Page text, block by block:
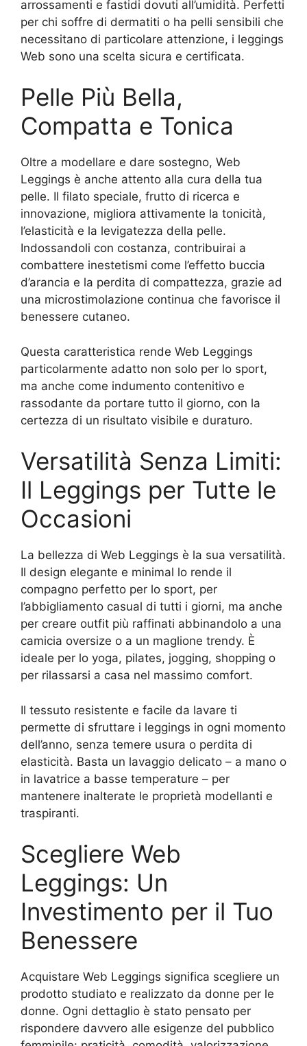
arrossamenti e fastidi dovuti all’umidità. Perfetti
per chi soffre di dermatiti o ha pelli sensibili che
necessitano di particolare attenzione, i leggings
Web sono una scelta sicura e certificata.
Pelle Più Bella,
Compatta e Tonica
Oltre a modellare e dare sostegno, Web
Leggings è anche attento alla cura della tua
pelle. Il filato speciale, frutto di ricerca e
innovazione, migliora attivamente la tonicità,
l’elasticità e la levigatezza della pelle.
Indossandoli con costanza, contribuirai a
combattere inestetismi come l’effetto buccia
d’arancia e la perdita di compattezza, grazie ad
una microstimolazione continua che favorisce il
benessere cutaneo.
Questa caratteristica rende Web Leggings
particolarmente adatto non solo per lo sport,
ma anche come indumento contenitivo e
rassodante da portare tutto il giorno, con la
certezza di un risultato visibile e duraturo.
Versatilità Senza Limiti:
Il Leggings per Tutte le
Occasioni
La bellezza di Web Leggings è la sua versatilità.
Il design elegante e minimal lo rende il
compagno perfetto per lo sport, per
l’abbigliamento casual di tutti i giorni, ma anche
per creare outfit più raffinati abbinandolo a una
camicia oversize o a un maglione trendy. È
ideale per lo yoga, pilates, jogging, shopping o
per rilassarsi a casa nel massimo comfort.
Il tessuto resistente e facile da lavare ti
permette di sfruttare i leggings in ogni momento
dell’anno, senza temere usura o perdita di
elasticità. Basta un lavaggio delicato – a mano o
in lavatrice a basse temperature – per
mantenere inalterate le proprietà modellanti e
traspiranti.
Scegliere Web
Leggings: Un
Investimento per il Tuo
Benessere
Acquistare Web Leggings significa scegliere un
prodotto studiato e realizzato da donne per le
donne. Ogni dettaglio è stato pensato per
rispondere davvero alle esigenze del pubblico